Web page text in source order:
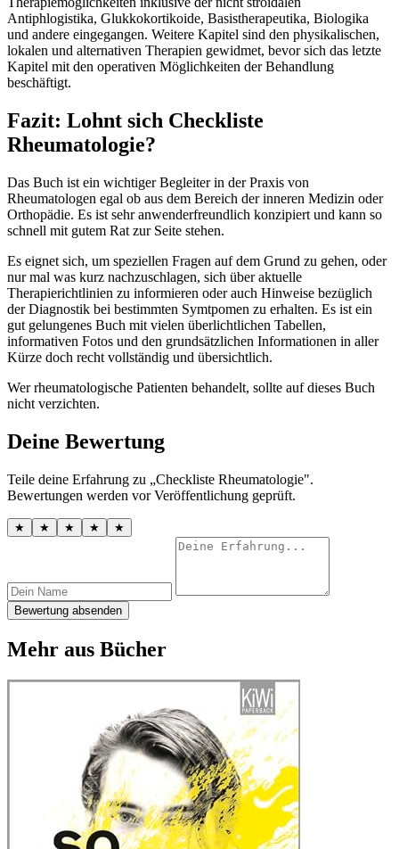
Antiphlogistika, Glukkokortikoide, Basistherapeutika, Biologika
und andere eingegangen. Weitere Kapitel sind den physikalischen,
lokalen und alternativen Therapien gewidmet, bevor sich das letzte
Kapitel mit den operativen Möglichkeiten der Behandlung
beschäftigt.
Fazit: Lohnt sich Checkliste
Rheumatologie?
Das Buch ist ein wichtiger Begleiter in der Praxis von
Rheumatologen egal ob aus dem Bereich der inneren Medizin oder
Orthopädie. Es ist sehr anwenderfreundlich konzipiert und kann so
schnell mit gutem Rat zur Seite stehen.
Es eignet sich, um speziellen Fragen auf dem Grund zu gehen, oder
nur mal was kurz nachzuschlagen, sich über aktuelle
Therapierichtlinien zu informieren oder auch Hinweise bezüglich
der Diagnostik bei bestimmten Symtpomen zu erhalten. Es ist ein
gut gelungenes Buch mit vielen überlichtlichen Tabellen,
informativen Fotos und den grundsätzlichen Informationen in aller
Kürze doch recht vollständig und übersichtlich.
Wer rheumatologische Patienten behandelt, sollte auf dieses Buch
nicht verzichten.
Deine Bewertung
Teile deine Erfahrung zu „Checkliste Rheumatologie".
Bewertungen werden vor Veröffentlichung geprüft.
★ ★ ★ ★ ★
Bewertung absenden
Mehr aus Bücher